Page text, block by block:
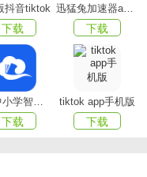
友或商家）产生的交
，
可以根据地区加入当
抖音tiktok
下载
迅猛兔加速器app最新版
下载
国家中小学智慧教育平台app(智慧中小学)
下载
tiktok app手机版
下载